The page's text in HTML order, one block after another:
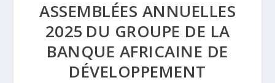
ASSEMBLÉES ANNUELLES
2025 DU GROUPE DE LA
BANQUE AFRICAINE DE
DÉVELOPPEMENT